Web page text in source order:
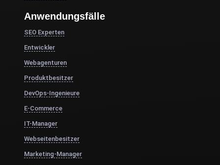
Anwendungsfälle
SEO Experten
Entwickler
Webagenturen
Produktbesitzer
DevOps-Ingenieure
E-Commerce
IT-Manager
Webseitenbesitzer
Marketing-Manager